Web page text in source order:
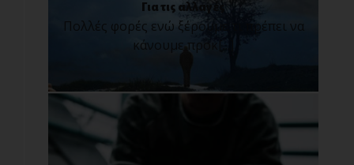
Για τις αλλαγές
Πολλές φορές ενώ ξέρουμε τι πρέπει να
κάνουμε προκ[...]